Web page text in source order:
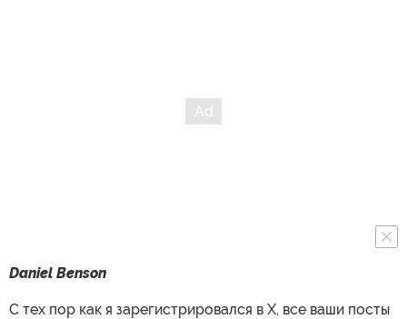
Daniel Benson
С тех пор как я зарегистрировался в X, все ваши посты